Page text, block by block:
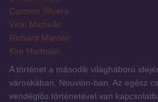
Carmen Silvera
Vicki Michelle
Richard Marner
Kim Hartman
A történet a második világháború
városkában, Nouvion-ban. Az egész
vendéglős történetével van